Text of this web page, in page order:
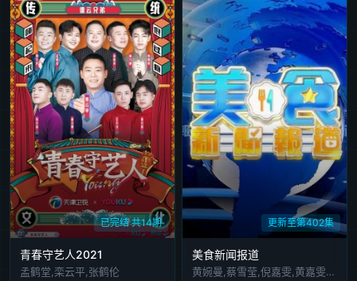
已完结 共14期
青春守艺人2021
孟鹤堂,栾云平,张鹤伦
更新至第402集
美食新闻报道
黄婉曼,蔡雪莹,倪嘉雯,黄嘉雯,廖慧仪,伍倩彤,陈嘉倩,胡敏芝,吴兆麟,吴浩康,巩姿希,陈奂仁,区永权,陈凯琳,姚子羚,麦玲玲,方皓玟,洪永城,冯盈盈,单立文,吴业坤,黄婧灵,叶靖仪,蔡景行,萧正楠,江嘉敏,冼迪琦,何泳芍,栢天男,苏民峰,姜皓文,森美,刘颖镟,温碧霞,禾浩辰,赖彦妤,邵音音,谢嫣薇,彭翔翎,施焯日,布乐文